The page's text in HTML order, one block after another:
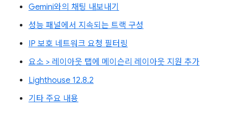
Gemini와의 채팅 내보내기
성능 패널에서 지속되는 트랙 구성
IP 보호 네트워크 요청 필터링
요소 > 레이아웃 탭에 메이슨리 레이아웃 지원 추가
Lighthouse 12.8.2
기타 주요 내용